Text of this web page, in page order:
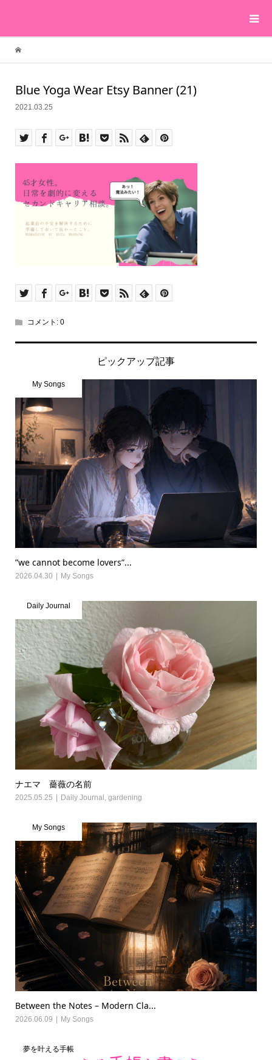
Blue Yoga Wear Etsy Banner (21)
2021.03.25
コメント: 0
ピックアップ記事
My Songs
”we cannot become lovers”...
2026.04.30 My Songs
Daily Journal
ナエマ 薔薇の名前
2025.05.25 Daily Journal, gardening
My Songs
Between the Notes – Modern Cla...
2026.06.09 My Songs
夢を叶える手帳